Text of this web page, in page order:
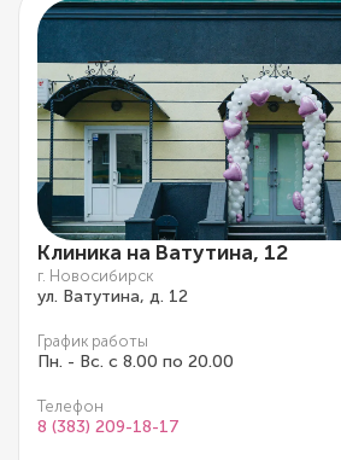
Клиника на Ватутина, 12
г. Новосибирск
ул. Ватутина, д. 12
График работы
Пн. - Вс. с 8.00 по 20.00
Телефон
8 (383) 209-18-17